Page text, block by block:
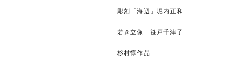
彫刻「海辺」堀内正和
若き立像 笹戸千津子
杉村惇作品